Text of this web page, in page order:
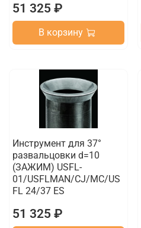
51 325 ₽
В корзину
Инструмент для 37°
развальцовки d=10
(ЗАЖИМ) USFL-
01/USFLMAN/CJ/MC/US
FL 24/37 ES
51 325 ₽